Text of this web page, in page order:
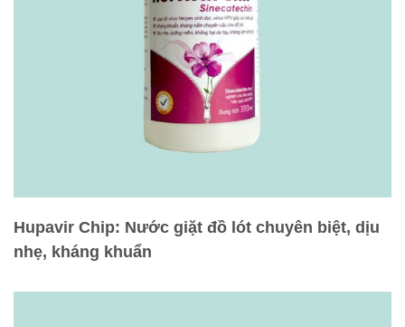
Hupavir Chip: Nước giặt đồ lót chuyên biệt, dịu
nhẹ, kháng khuẩn